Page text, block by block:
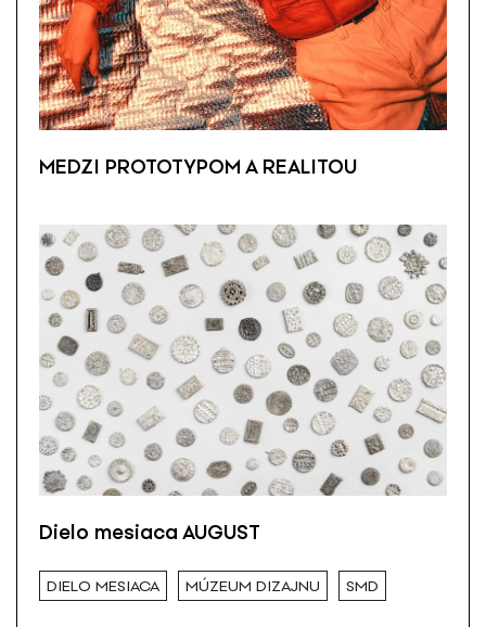
MEDZI PROTOTYPOM A REALITOU
Dielo mesiaca AUGUST
DIELO MESIACA MÚZEUM DIZAJNU SMD